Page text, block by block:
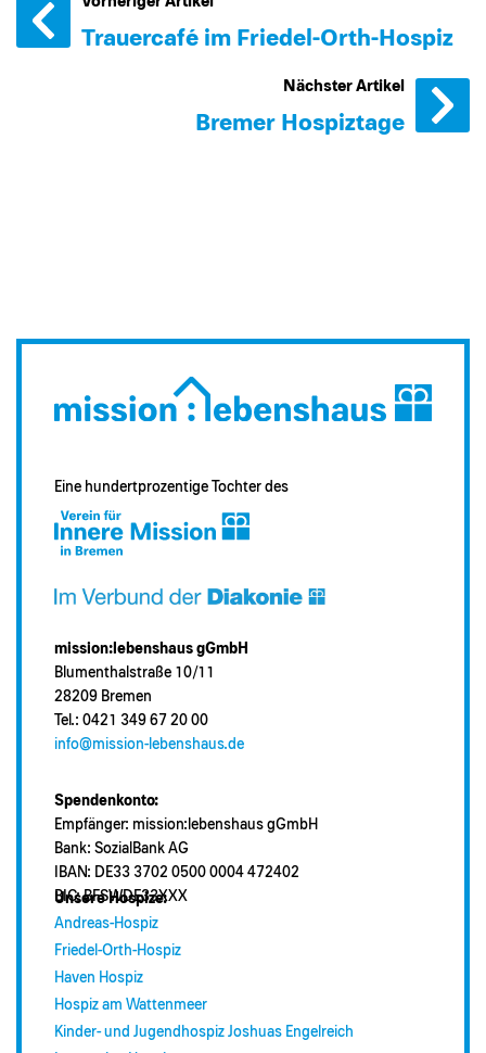
Trauercafé im Friedel-Orth-Hospiz
Nächster Artikel
Bremer Hospiztage
Eine hundertprozentige Tochter des
mission:lebenshaus gGmbH
Blumenthalstraße 10/11
28209 Bremen
Tel.: 0421 349 67 20 00
info@mission-lebenshaus.de
Spendenkonto:
Empfänger: mission:lebenshaus gGmbH
Bank: SozialBank AG
IBAN: DE33 3702 0500 0004 472402
BIC: BFSWDE33XXX
Unsere Hospize:
Andreas-Hospiz
Friedel-Orth-Hospiz
Haven Hospiz
Hospiz am Wattenmeer
Kinder- und Jugendhospiz Joshuas Engelreich